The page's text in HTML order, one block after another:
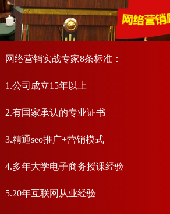
网络营销实战专家8条标准：
1.公司成立15年以上
2.有国家承认的专业证书
3.精通seo推广+营销模式
4.多年大学电子商务授课经验
5.20年互联网从业经验